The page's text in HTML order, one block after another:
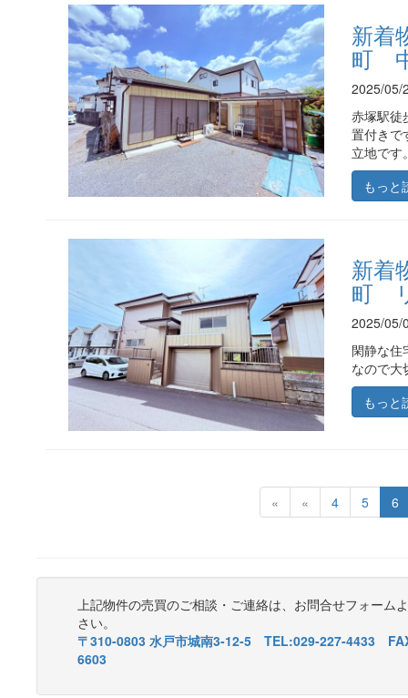
新着
町
2025/05/
赤塚駅徒
置付きで
立地で
もっ
新着
町
2025/05/
閑静な住
なので
もっ
« « 4(current)
5 6
上記物件の売買のご相談・ご連絡は、お問合せフォーム
さい。
〒310-0803 水戸市城南3-12-5 TEL:029-227-4433
6603